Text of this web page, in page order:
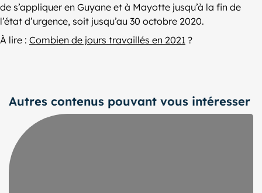
de s’appliquer en Guyane et à Mayotte jusqu’à la fin de
l’état d’urgence, soit jusqu’au 30 octobre 2020.
À lire : Combien de jours travaillés en 2021 ?
Autres contenus pouvant vous intéresser